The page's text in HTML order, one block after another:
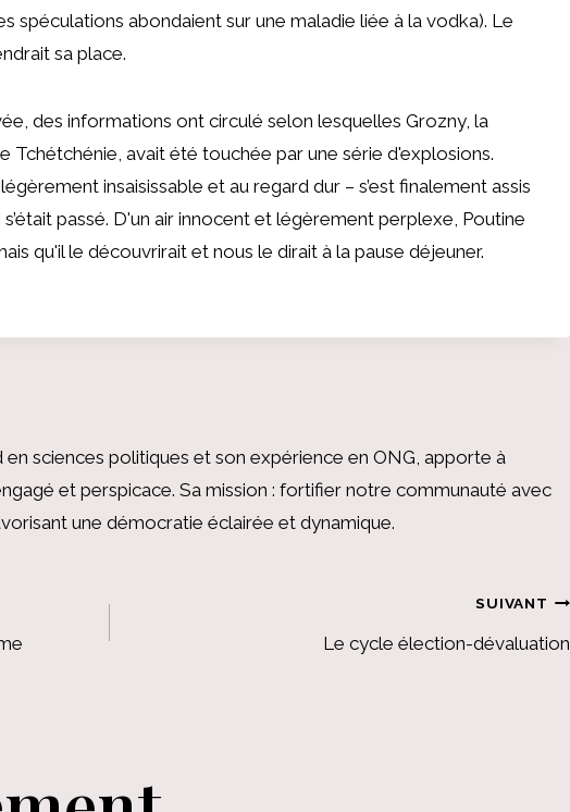
spéculations abondaient sur une maladie liée à la vodka). Le
sa place.
des informations ont circulé selon lesquelles Grozny, la
Tchétchénie, avait été touchée par une série d'explosions.
insaisissable et au regard dur – s’est finalement assis
passé. D'un air innocent et légèrement perplexe, Poutine
qu'il le découvrirait et nous le dirait à la pause déjeuner.
sciences politiques et son expérience en ONG, apporte à
et perspicace. Sa mission : fortifier notre communauté avec
une démocratie éclairée et dynamique.
SUIVANT
Le cycle élection-dévaluation